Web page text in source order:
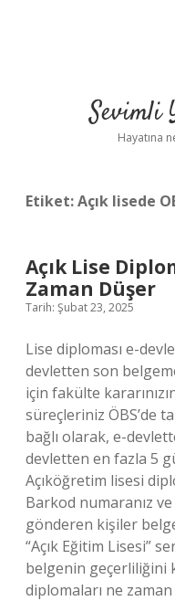
Sevimli
Hayatına
Etiket:Açık lisede
Açık Lise
Zaman Düşer
Tarih: Şubat 23, 2025
Lise diploması e-
devletten son
için fakülte
süreçleriniz ÖBS’de
bağlı olarak, e-
devletten en fazla 5
Açıköğretim lisesi
Barkod numaranız ve
gönderen kişiler
“Açık Eğitim Lisesi”
belgenin geçerliliğini
diplomaları ne